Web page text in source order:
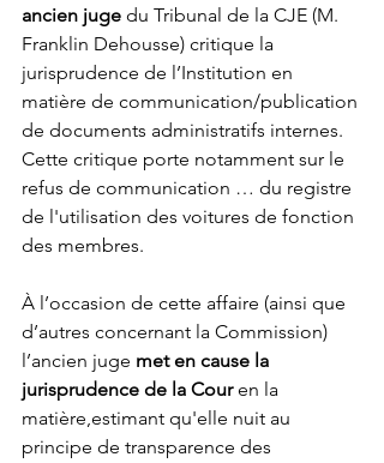
ancien juge du Tribunal de la CJE (M.
Franklin Dehousse) critique la
jurisprudence de l’Institution en
matière de communication/publication
de documents administratifs internes.
Cette critique porte notamment sur le
refus de communication … du registre
de l'utilisation des voitures de fonction
des membres.
À l’occasion de cette affaire (ainsi que
d’autres concernant la Commission)
l’ancien juge met en cause la
jurisprudence de la Cour en la
matière,estimant qu'elle nuit au
principe de transparence des